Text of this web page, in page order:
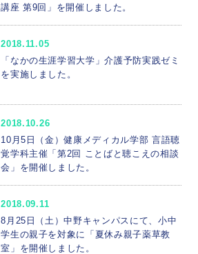
講座 第9回」を開催しました。
2018.11.05
「なかの生涯学習大学」介護予防実践ゼミ
を実施しました。
2018.10.26
10月5日（金）健康メディカル学部 言語聴
覚学科主催「第2回 ことばと聴こえの相談
会」を開催しました。
2018.09.11
8月25日（土）中野キャンパスにて、小中
学生の親子を対象に「夏休み親子薬草教
室」を開催しました。